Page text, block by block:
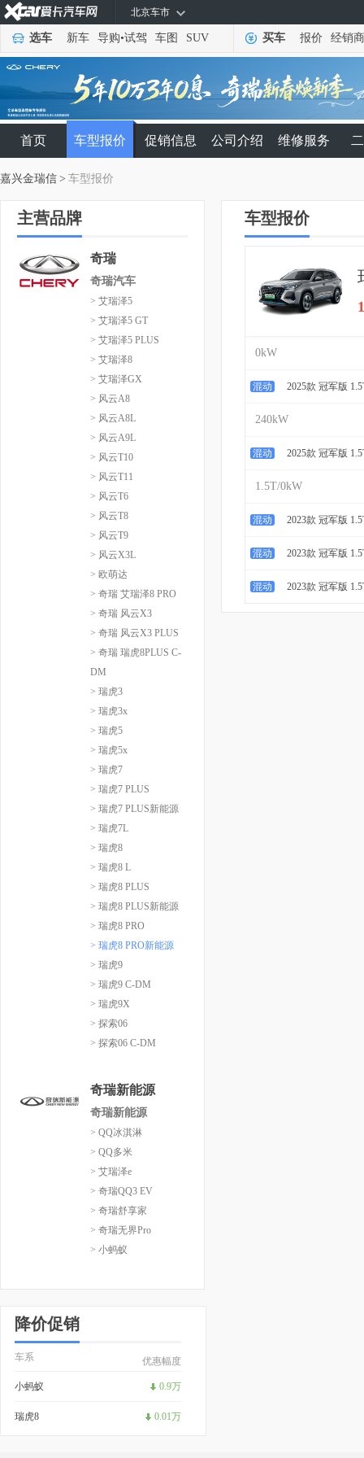
北京车市
选车 新车 导购•试驾 车图 SUV 买车 报价 经销商
首页 车型报价 促销信息 公司介绍 维修服务
嘉兴金瑞信 > 车型报价
主营品牌
奇瑞
奇瑞汽车
> 艾瑞泽5
> 艾瑞泽5 GT
> 艾瑞泽5 PLUS
> 艾瑞泽8
> 艾瑞泽GX
> 风云A8
> 风云A8L
> 风云A9L
> 风云T10
> 风云T11
> 风云T6
> 风云T8
> 风云T9
> 风云X3L
> 欧萌达
> 奇瑞 艾瑞泽8 PRO
> 奇瑞 风云X3
> 奇瑞 风云X3 PLUS
> 奇瑞 瑞虎8PLUS C-
DM
> 瑞虎3
> 瑞虎3x
> 瑞虎5
> 瑞虎5x
> 瑞虎7
> 瑞虎7 PLUS
> 瑞虎7 PLUS新能源
> 瑞虎7L
> 瑞虎8
> 瑞虎8 L
> 瑞虎8 PLUS
> 瑞虎8 PLUS新能源
> 瑞虎8 PRO
> 瑞虎8 PRO新能源
> 瑞虎9
> 瑞虎9 C-DM
> 瑞虎9X
> 探索06
> 探索06 C-DM
奇瑞新能源
奇瑞新能源
> QQ冰淇淋
> QQ多米
> 艾瑞泽e
> 奇瑞QQ3 EV
> 奇瑞舒享家
> 奇瑞无界Pro
> 小蚂蚁
降价促销
车系 优惠幅度
小蚂蚁 0.9万
瑞虎8 0.01万
车型报价
0kW
混动 2025款 冠军版
240kW
混动 2025款 冠军版
1.5T/0kW
混动 2023款 冠军版
混动 2023款 冠军版
混动 2023款 冠军版